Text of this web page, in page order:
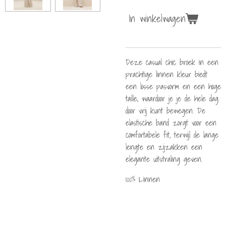
In winkelwagen
Deze casual chic broek in een
prachtige linnen kleur biedt
een losse pasvorm en een hoge
taille, waardoor je je de hele dag
door vrij kunt bewegen. De
elastische band zorgt voor een
comfortabele fit, terwijl de lange
lengte en zijzakken een
elegante uitstraling geven.
100% Linnen